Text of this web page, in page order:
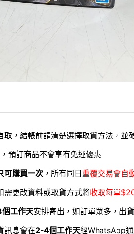
取，結帳前請清楚選擇取貨方法，並
預訂商品不會享有免運優惠
可購買一次 ，所有同日 重覆交易會自
需更改資料或取貨方式將收取每單
工作天安排寄出，如訂單眾多，出
訊息會在2-4個工作天經WhatsApp